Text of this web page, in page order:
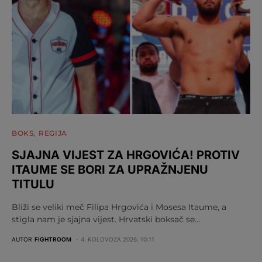
BOKS REGIJA
SJAJNA VIJEST ZA HRGOVIĆA! PROTIV
ITAUME SE BORI ZA UPRAŽNJENU
TITULU
Bliži se veliki meč Filipa Hrgovića i Mosesa Itaume, a
stigla nam je sjajna vijest. Hrvatski boksač se…
AUTOR FIGHTROOM 4. KOLOVOZA 2026. 10:11